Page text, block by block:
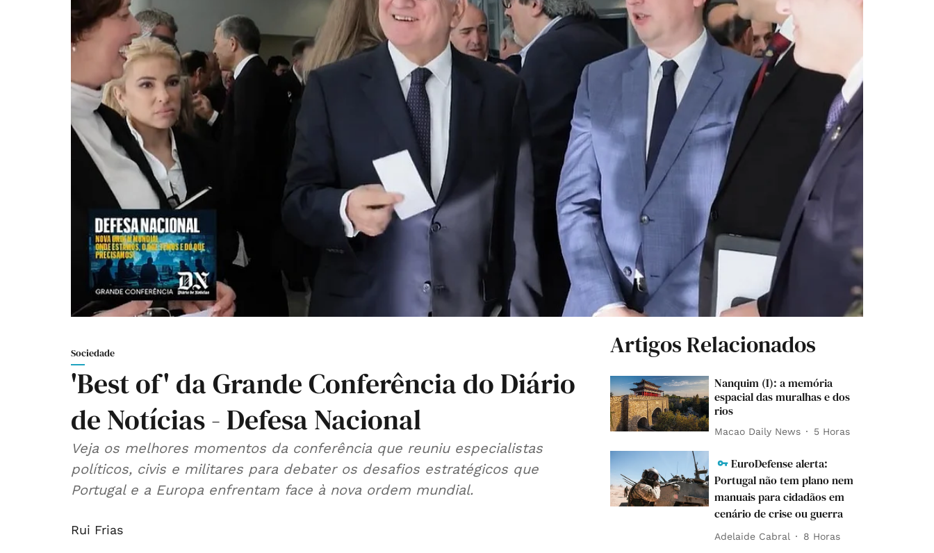
Sociedade
'Best of' da Grande Conferência do Diário
de Notícias - Defesa Nacional
Veja os melhores momentos da conferência que reuniu especialistas
políticos, civis e militares para debater os desafios estratégicos que
Portugal e a Europa enfrentam face à nova ordem mundial.
Rui Frias
Artigos Relacionados
Nanquim (I): a memória
espacial das muralhas e dos
rios
Macao Daily News 5 Horas
EuroDefense alerta:
Portugal não tem plano nem
manuais para cidadãos em
cenário de crise ou guerra
Adelaide Cabral 8 Horas